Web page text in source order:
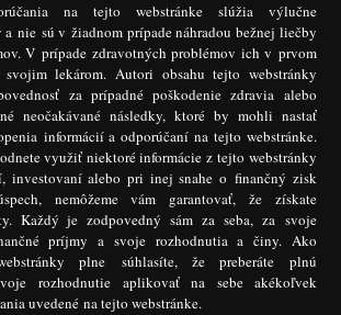
na tejto webstránke slúžia výlučne
nie sú v žiadnom prípade náhradou bežnej liečby
V prípade zdravotných problémov ich v prvom
lekárom. Autori obsahu tejto webstránky
za prípadné poškodenie zdravia alebo
neočakávané následky, ktoré by mohli nastať
informácií a odporúčaní na tejto webstránke.
využiť niektoré informácie z tejto webstránky
investovaní alebo pri inej snahe o finančný zisk
nemôžeme vám garantovať, že získate
Každý je zodpovedný sám za seba, za svoje
príjmy a svoje rozhodnutia a činy. Ako
plne súhlasíte, že preberáte plnú
rozhodnutie aplikovať na sebe akékoľvek
uvedené na tejto webstránke.